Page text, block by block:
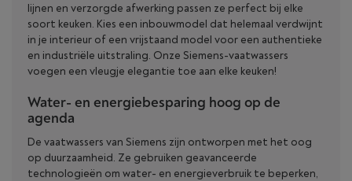
lijnen en verzorgde afwerking passen ze perfect bij elke
soort keuken. Kies een inbouwmodel dat helemaal verdwijnt
in je interieur of een vrijstaand model voor een authentieke
en industriële uitstraling. Onze Siemens-vaatwassers
voegen een vleugje elegantie toe aan elke keuken!
Water- en energiebesparing hoog op de
agenda
De vaatwassers van Siemens zijn ontworpen met het oog
op duurzaamheid. Ze gebruiken geavanceerde
technologieën om water- en energieverbruik te beperken,